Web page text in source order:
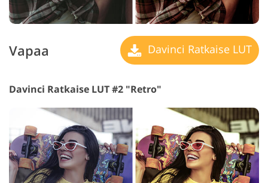
Vapaa Davinci Ratkaise LUT
Davinci Ratkaise LUT #2 "Retro"